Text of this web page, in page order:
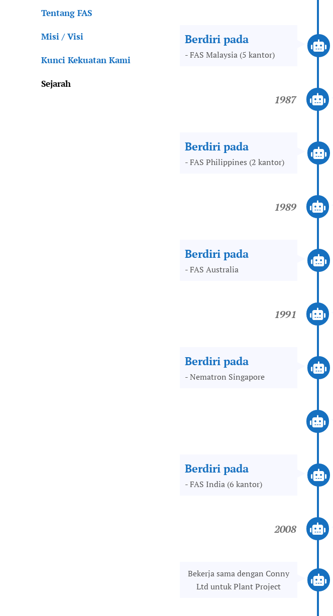
Tentang FAS
Misi / Visi
Kunci Kekuatan Kami
Sejarah
Berdiri pada
- FAS Malaysia (5 kantor)
1987
Berdiri pada
- FAS Philippines (2 kantor)
1989
Berdiri pada
- FAS Australia
1991
Berdiri pada
- Nematron Singapore
Berdiri pada
- FAS India (6 kantor)
2008
Bekerja sama dengan Conny
Ltd untuk Plant Project